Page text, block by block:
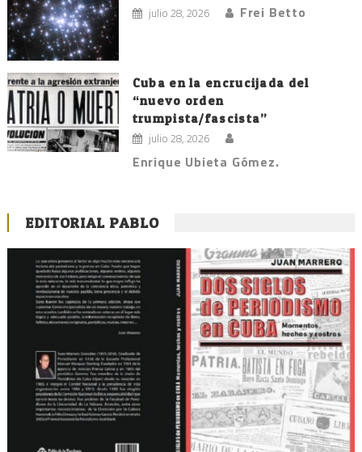
julio 28, 2026 Frei Betto
Cuba en la encrucijada del
“nuevo orden
trumpista/fascista”
julio 28, 2026
Enrique Ubieta Gómez.
EDITORIAL PABLO